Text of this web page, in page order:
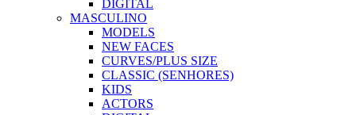
DIGITAL
MASCULINO
MODELS
NEW FACES
CURVES/PLUS SIZE
CLASSIC (SENHORES)
KIDS
ACTORS